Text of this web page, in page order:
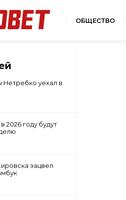
ОБЩЕСТВО
уехал в
2026 году будут
зацвел